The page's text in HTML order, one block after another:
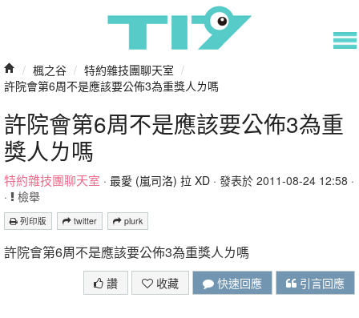
/ 楓之谷 / 特約雜技團聊天室 /
許院會第6周不是應該要公佈3為重獎人ㄌ嗎
許院會第6周不是應該要公佈3為重
獎人ㄌ嗎
特約雜技團聊天室 · 最愛 (嵐司洛) 拉 XD · 發表於 2011-08-24 12:58 ·
·
檢舉
列印版 twitter plurk
許院會第6周不是應該要公佈3為重獎人ㄌ嗎
讚 收藏 快速回應 引言回應